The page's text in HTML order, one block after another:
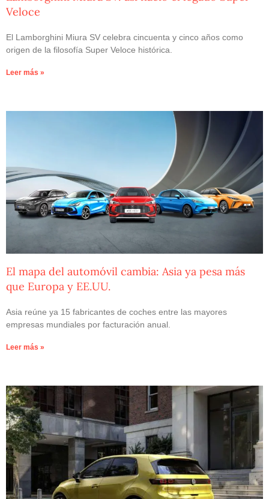
Veloce
El Lamborghini Miura SV celebra cincuenta y cinco años como
origen de la filosofía Super Veloce histórica.
Leer más »
El mapa del automóvil cambia: Asia ya pesa más
que Europa y EE.UU.
Asia reúne ya 15 fabricantes de coches entre las mayores
empresas mundiales por facturación anual.
Leer más »